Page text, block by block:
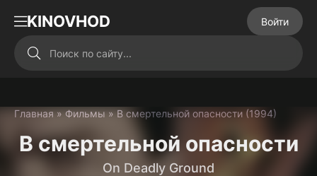
KINOVHOD Войти
Главная»Фильмы» В смертельной опасности (1994)
В смертельной опасности
On Deadly Ground